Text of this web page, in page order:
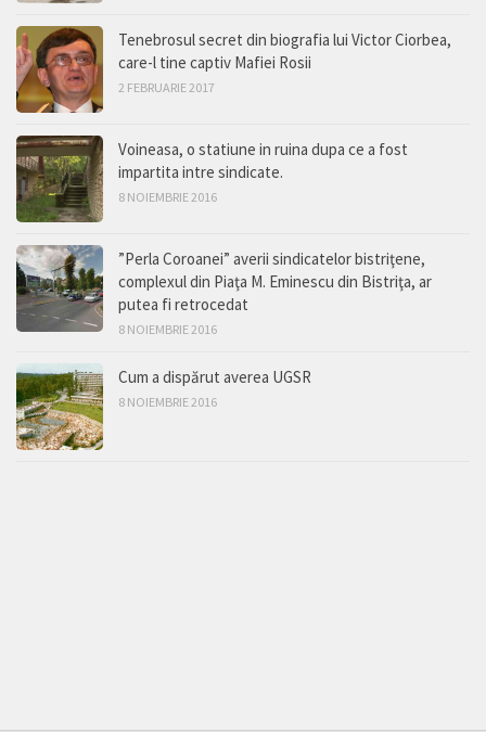
Tenebrosul secret din biografia lui Victor Ciorbea,
care-l tine captiv Mafiei Rosii
2 FEBRUARIE 2017
Voineasa, o statiune in ruina dupa ce a fost
impartita intre sindicate.
8 NOIEMBRIE 2016
”Perla Coroanei” averii sindicatelor bistriţene,
complexul din Piaţa M. Eminescu din Bistriţa, ar
putea fi retrocedat
8 NOIEMBRIE 2016
Cum a dispărut averea UGSR
8 NOIEMBRIE 2016